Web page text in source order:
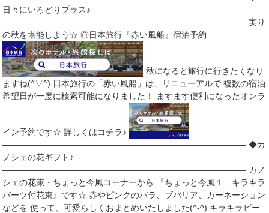
日々にいろどりプラス♪
――――――――――――――――――――――――――――― 実り
の秋を堪能しよう☆ ◎日本旅行『赤い風船』宿泊予約
秋になると旅行に行きたくなり
ますね(^▽^) 日本旅行の「赤い風船」は、リニューアルで 複数の宿泊
希望日が一度に検索可能になりました！ ますます便利になったオンラ
イン予約です☆ 詳しくはコチラ♪
――――――――――――――――――――――――――――― ◆カ
ノシェの花ギフト♪
――――――――――――――――――――――――――――― カノ
シェの花束・ちょっと今風コーナーから 『ちょっと今風１ キラキラ
パーツ付花束』です☆ 赤やピンクのバラ、ブバリア、カーネーション
などを 使って、可愛らしくおまとめいたしました(^-^) キラキラビー